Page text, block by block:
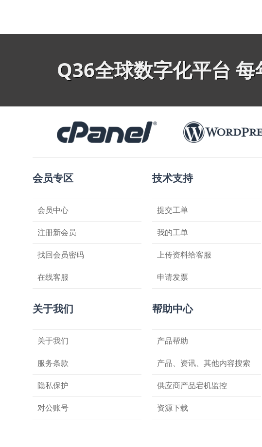
Q36全球数字化平台
会员专区
会员中心
注册新会员
找回会员密码
在线客服
关于我们
关于我们
服务条款
隐私保护
对公账号
技术支持
提交工单
我的工单
上传资料给客服
申请发票
帮助中心
产品帮助
产品、资讯、其他内容搜索
供应商产品宕机监控
资源下载